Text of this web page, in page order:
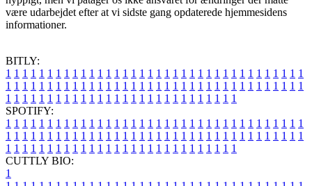
være udarbejdet efter at vi sidste gang opdaterede hjemmesidens
informationer.
BITLY:
1 1 1 1 1 1 1 1 1 1 1 1 1 1 1 1 1 1 1 1 1 1 1 1 1 1 1 1 1 1 1 1 1 1 1 1
1 1 1 1 1 1 1 1 1 1 1 1 1 1 1 1 1 1 1 1 1 1 1 1 1 1 1 1 1 1 1 1 1 1 1 1
1 1 1 1 1 1 1 1 1 1 1 1 1 1 1 1 1 1 1 1 1 1 1 1 1 1 1 1
SPOTIFY:
1 1 1 1 1 1 1 1 1 1 1 1 1 1 1 1 1 1 1 1 1 1 1 1 1 1 1 1 1 1 1 1 1 1 1 1
1 1 1 1 1 1 1 1 1 1 1 1 1 1 1 1 1 1 1 1 1 1 1 1 1 1 1 1 1 1 1 1 1 1 1 1
1 1 1 1 1 1 1 1 1 1 1 1 1 1 1 1 1 1 1 1 1 1 1 1 1 1 1 1
CUTTLY BIO:
1